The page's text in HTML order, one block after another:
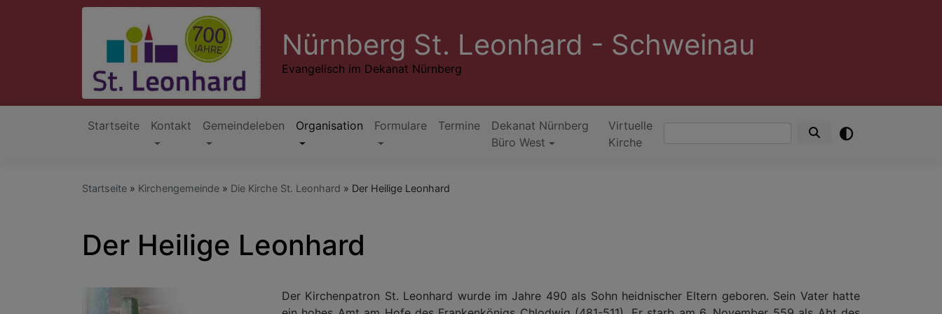
Nürnberg St. Leonhard - Schweinau
Evangelisch im Dekanat Nürnberg
Hauptnavigation
Startseite Kontakt Gemeindeleben Organisation Formulare Termine
Dekanat Nürnberg
Büro West
Virtuelle
Kirche
Suche
Startseite Kirchengemeinde Die Kirche St. Leonhard Der Heilige Leonhard
Der Heilige Leonhard
Der Kirchenpatron St. Leonhard wurde im Jahre 490 als Sohn heidnischer Eltern geboren. Sein Vater hatte